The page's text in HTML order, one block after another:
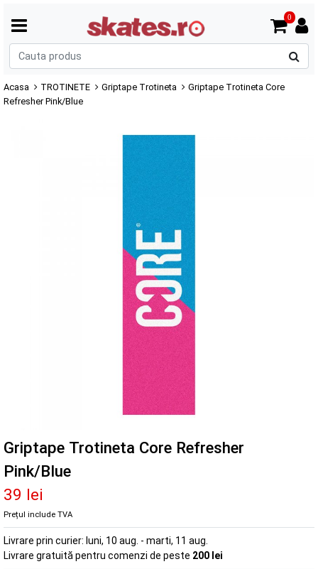
0
Acasa TROTINETE Griptape Trotineta
Griptape Trotineta Core
Refresher Pink/Blue
Griptape Trotineta Core Refresher
Pink/Blue
39 lei
Prețul include TVA
Livrare prin curier: luni, 10 aug. - marti, 11 aug.
Livrare gratuită pentru comenzi de peste 200 lei